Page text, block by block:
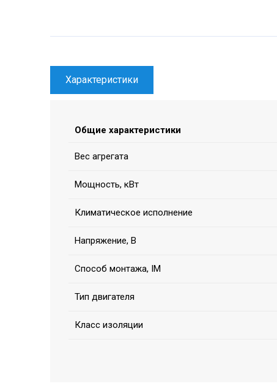
Характеристики
Общие характеристики
Вес агрегата
Мощность, кВт
Климатическое исполнение
Напряжение, В
Способ монтажа, IM
Тип двигателя
Класс изоляции